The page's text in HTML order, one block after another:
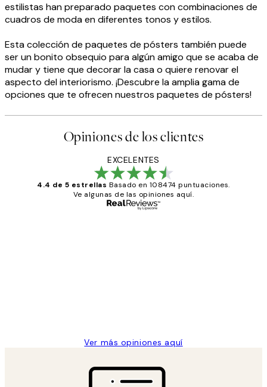
estilistas han preparado paquetes con combinaciones de
cuadros de moda en diferentes tonos y estilos.
Esta colección de paquetes de pósters también puede
ser un bonito obsequio para algún amigo que se acaba de
mudar y tiene que decorar la casa o quiere renovar el
aspecto del interiorismo. ¡Descubre la amplia gama de
opciones que te ofrecen nuestros paquetes de pósters!
Opiniones de los clientes
EXCELENTES
4.4 de 5 estrellas Basado en 108474 puntuaciones.
Ve algunas de las opiniones aquí.
Ver más opiniones aquí